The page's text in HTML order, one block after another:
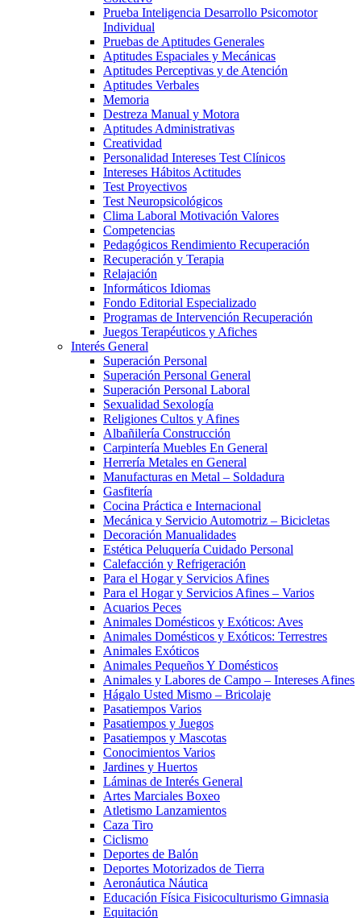
Prueba Inteligencia Desarrollo Psicomotor
Individual
Pruebas de Aptitudes Generales
Aptitudes Espaciales y Mecánicas
Aptitudes Perceptivas y de Atención
Aptitudes Verbales
Memoria
Destreza Manual y Motora
Aptitudes Administrativas
Creatividad
Personalidad Intereses Test Clínicos
Intereses Hábitos Actitudes
Test Proyectivos
Test Neuropsicológicos
Clima Laboral Motivación Valores
Competencias
Pedagógicos Rendimiento Recuperación
Recuperación y Terapia
Relajación
Informáticos Idiomas
Fondo Editorial Especializado
Programas de Intervención Recuperación
Juegos Terapéuticos y Afiches
Interés General
Superación Personal
Superación Personal General
Superación Personal Laboral
Sexualidad Sexología
Religiones Cultos y Afines
Albañilería Construcción
Carpintería Muebles En General
Herrería Metales en General
Manufacturas en Metal – Soldadura
Gasfitería
Cocina Práctica e Internacional
Mecánica y Servicio Automotriz – Bicicletas
Decoración Manualidades
Estética Peluquería Cuidado Personal
Calefacción y Refrigeración
Para el Hogar y Servicios Afines
Para el Hogar y Servicios Afines – Varios
Acuarios Peces
Animales Domésticos y Exóticos: Aves
Animales Domésticos y Exóticos: Terrestres
Animales Exóticos
Animales Pequeños Y Domésticos
Animales y Labores de Campo – Intereses Afines
Hágalo Usted Mismo – Bricolaje
Pasatiempos Varios
Pasatiempos y Juegos
Pasatiempos y Mascotas
Conocimientos Varios
Jardines y Huertos
Láminas de Interés General
Artes Marciales Boxeo
Atletismo Lanzamientos
Caza Tiro
Ciclismo
Deportes de Balón
Deportes Motorizados de Tierra
Aeronáutica Náutica
Educación Física Fisicoculturismo Gimnasia
Equitación